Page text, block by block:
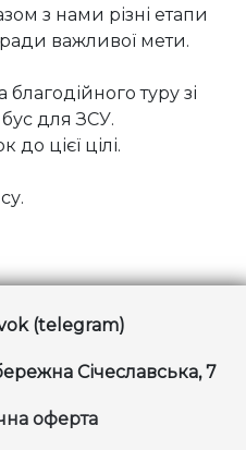
з нами різні етапи
важливої мети.
туру зі
для ЗСУ.
цієї цілі.
(telegram)
Січеславська, 7
оферта